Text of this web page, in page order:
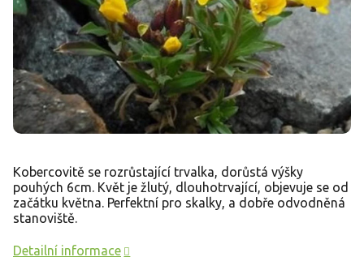
Kobercovitě se rozrůstající trvalka, dorůstá výšky
pouhých 6cm. Květ je žlutý, dlouhotrvající, objevuje se od
začátku května. Perfektní pro skalky, a dobře odvodněná
stanoviště.
Detailní informace